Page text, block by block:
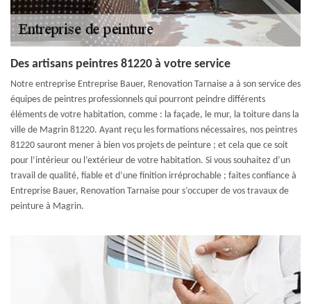
Des artisans peintres 81220 à votre service
Notre entreprise Entreprise Bauer, Renovation Tarnaise a à son service des
équipes de peintres professionnels qui pourront peindre différents
éléments de votre habitation, comme : la façade, le mur, la toiture dans la
ville de Magrin 81220. Ayant reçu les formations nécessaires, nos peintres
81220 sauront mener à bien vos projets de peinture ; et cela que ce soit
pour l’intérieur ou l’extérieur de votre habitation. Si vous souhaitez d’un
travail de qualité, fiable et d’une finition irréprochable ; faites confiance à
Entreprise Bauer, Renovation Tarnaise pour s’occuper de vos travaux de
peinture à Magrin.